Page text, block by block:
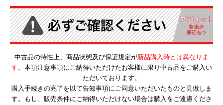
中古品の特性上、商品状態及び保証規定が新品購入時とは異なりま
す。 本項注意事項にご納得いただけたお客様に限り中古品をご購入い
ただいております。
購入手続きの完了を以て告知事項にご同意いただいたものと見做しま
す。もし、販売条件にご納得いただけない場合は購入をご遠慮くださ